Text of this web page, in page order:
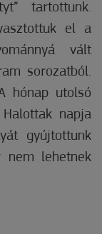
tartottunk.
el a
vált
sorozatból.
hónap utolsó
napja
gyújtottunk
nem lehetnek